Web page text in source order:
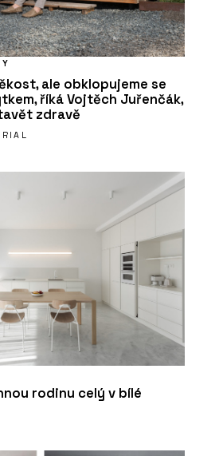
ale obklopujeme se
říká Vojtěch Juřenčák,
zdravě
rodinu celý v bílé